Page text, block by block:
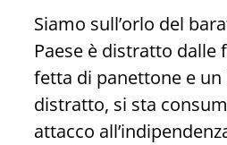
Siamo sull’orlo del
Paese è distratto dalle
fetta di panettone e
distratto, si sta
attacco